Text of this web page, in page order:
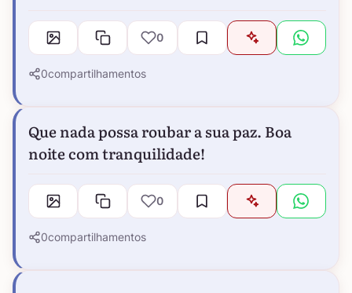
0
0compartilhamentos
Que nada possa roubar a sua paz. Boa
noite com tranquilidade!
0
0compartilhamentos